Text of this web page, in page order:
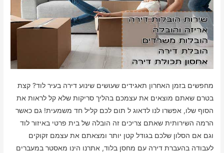
מחפשים בזמן האחרון תאגידים שעושים שינוע דירה בעיר לוד? קצת
בטרם שאתם מוצאים את עצמכם בהליך סריקות שלא קל לראות את
הסוף שלו, אפשרו לנו לדאוג ל תום לכם קליל חד משמעית! גם כאשר
הרמה השירותית שאתם צריכים זה הובלה של בית פרטי באיזור לוד
וגם אם הסלון שלכם בגודל קטן יותר ומצאתם את עצמם זקוקים
לעבודה בהעברת דירה עם מחסן בלוד, אתרנו הינו מאסטר במעברים